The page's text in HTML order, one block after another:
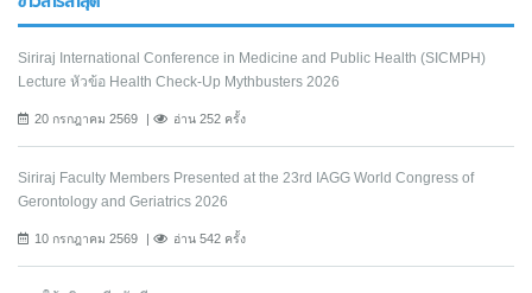
Siriraj International Conference in Medicine and Public Health (SICMPH)
Lecture หัวข้อ Health Check-Up Mythbusters 2026
20 กรกฎาคม 2569 อ่าน 252 ครั้ง
Siriraj Faculty Members Presented at the 23rd IAGG World Congress of
Gerontology and Geriatrics 2026
10 กรกฎาคม 2569 อ่าน 542 ครั้ง